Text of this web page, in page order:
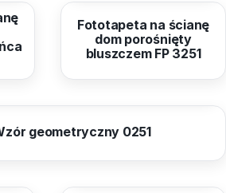
Fototapeta na ścianę
dom porośnięty
bluszczem FP 3251
geometryczny 0251
od40,96 zł